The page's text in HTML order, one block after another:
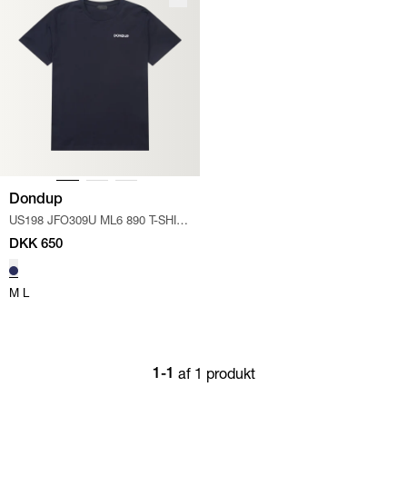
Dondup
US198 JFO309U ML6 890 T-SHIRT
/ NAVY
DKK 650
M L
1-1 af 1 produkt